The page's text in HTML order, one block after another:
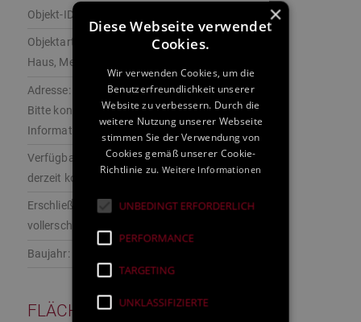
Objekt-ID:
Objektart:
Haus, Mehrfamilienhaus
Adresse:
Bitte kontaktieren Sie uns für weitere
Informationen
Verfügbar:
derzeit komplett vermietet
Erschließung:
vollerschlossen
Baujahr:
FLÄCHENANGABEN
×
Diese Webseite verwendet
Cookies.
Wir verwenden Cookies, um die
Benutzerfreundlichkeit unserer
Website zu verbessern. Durch die
weitere Nutzung unserer Webseite
stimmen Sie der Verwendung von
Cookies gemäß unserer Cookie-
Richtlinie zu. Weitere Informationen
UNBEDINGT ERFORDERLICH
PERFORMANCE
TARGETING
UNKLASSIFIZIERTE